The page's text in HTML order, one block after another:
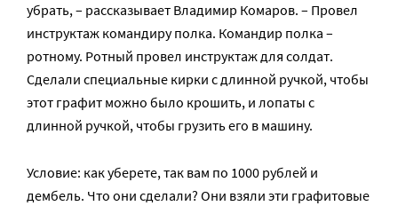
убрать, – рассказывает Владимир Комаров. – Провел
инструктаж командиру полка. Командир полка –
ротному. Ротный провел инструктаж для солдат.
Сделали специальные кирки с длинной ручкой, чтобы
этот графит можно было крошить, и лопаты с
длинной ручкой, чтобы грузить его в машину.
Условие: как уберете, так вам по 1000 рублей и
дембель. Что они сделали? Они взяли эти графитовые